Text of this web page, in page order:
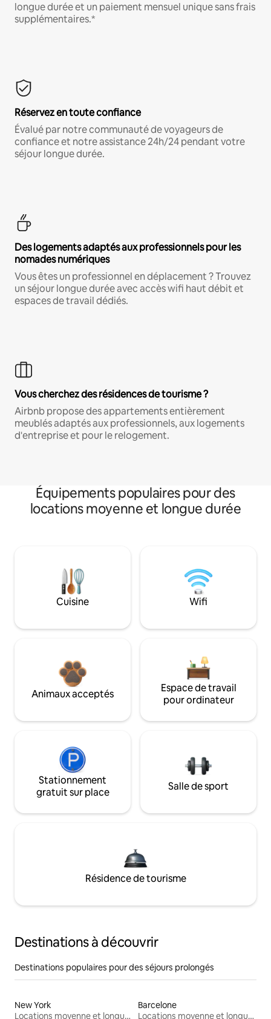
longue durée et un paiement mensuel unique sans frais
supplémentaires.*
Réservez en toute confiance
Évalué par notre communauté de voyageurs de
confiance et notre assistance 24h/24 pendant votre
séjour longue durée.
Des logements adaptés aux professionnels pour les
nomades numériques
Vous êtes un professionnel en déplacement ? Trouvez
un séjour longue durée avec accès wifi haut débit et
espaces de travail dédiés.
Vous cherchez des résidences de tourisme ?
Airbnb propose des appartements entièrement
meublés adaptés aux professionnels, aux logements
d'entreprise et pour le relogement.
Équipements populaires pour des
locations moyenne et longue durée
Cuisine Wifi
Animaux acceptés
Espace de travail
pour ordinateur
Stationnement
gratuit sur place
Salle de sport
Résidence de tourisme
Destinations à découvrir
Destinations populaires pour des séjours prolongés
New York
Locations moyenne et longue durée
Barcelone
Locations moyenne et longue durée